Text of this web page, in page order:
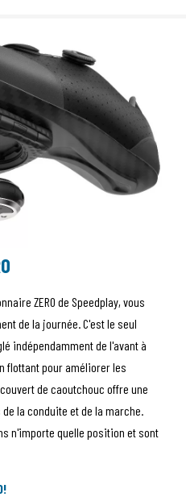
ZERO de Speedplay, vous
de la journée. C'est le seul
indépendamment de l'avant à
flottant pour améliorer les
de caoutchouc offre une
la conduite et de la marche.
n'importe quelle position et sont